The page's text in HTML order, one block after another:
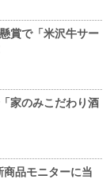
賞で「米沢牛サー
家のみこだわり酒
商品モニターに当